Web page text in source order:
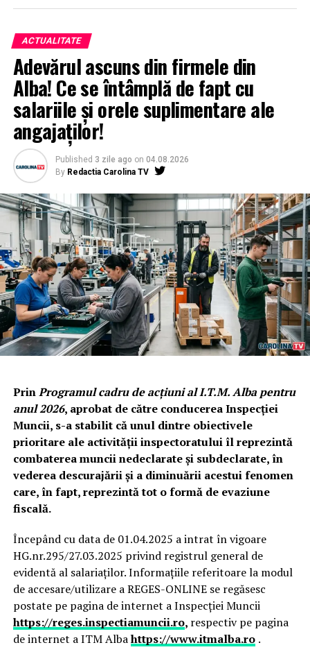
ACTUALITATE
Adevărul ascuns din firmele din
Alba! Ce se întâmplă de fapt cu
salariile și orele suplimentare ale
angajaților!
Published 3 zile ago on 04.08.2026
By Redactia Carolina TV
PrinProgramul cadru de acțiuni al I.T.M. Alba pentru
anul 2026, aprobat de către conducerea Inspecției
Muncii, s-a stabilit că unul dintre obiectivele
prioritare ale activității inspectoratului îl reprezintă
combaterea muncii nedeclarate și subdeclarate, în
vederea descurajării și a diminuării acestui fenomen
care, în fapt, reprezintă tot o formă de evaziune
fiscală.
Începând cu data de 01.04.2025 a intrat în vigoare
HG.nr.295/27.03.2025 privind registrul general de
evidentă al salariaților. Informațiile referitoare la modul
de accesare/utilizare a REGES-ONLINE se regăsesc
postate pe pagina de internet a Inspecției Muncii
https://reges.inspectiamuncii.ro, respectiv pe pagina
de internet a ITM Albahttps://www.itmalba.ro .